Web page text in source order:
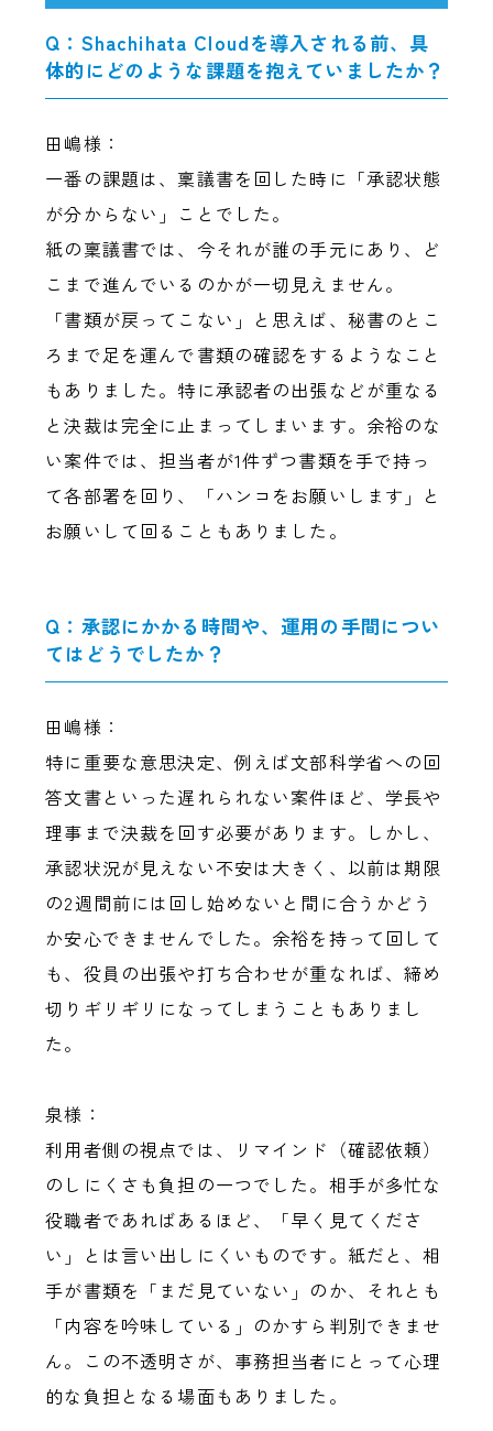
Q：Shachihata Cloudを導入される前、具
体的にどのような課題を抱えていましたか？
田嶋様：
一番の課題は、稟議書を回した時に「承認状態
が分からない」ことでした。
紙の稟議書では、今それが誰の手元にあり、ど
こまで進んでいるのかが一切見えません。
「書類が戻ってこない」と思えば、秘書のとこ
ろまで足を運んで書類の確認をするようなこと
もありました。特に承認者の出張などが重なる
と決裁は完全に止まってしまいます。余裕のな
い案件では、担当者が1件ずつ書類を手で持っ
て各部署を回り、「ハンコをお願いします」と
お願いして回ることもありました。
Q：承認にかかる時間や、運用の手間につい
てはどうでしたか？
田嶋様：
特に重要な意思決定、例えば文部科学省への回
答文書といった遅れられない案件ほど、学長や
理事まで決裁を回す必要があります。しかし、
承認状況が見えない不安は大きく、以前は期限
の2週間前には回し始めないと間に合うかどう
か安心できませんでした。余裕を持って回して
も、役員の出張や打ち合わせが重なれば、締め
切りギリギリになってしまうこともありまし
た。
泉様：
利用者側の視点では、リマインド（確認依頼）
のしにくさも負担の一つでした。相手が多忙な
役職者であればあるほど、「早く見てくださ
い」とは言い出しにくいものです。紙だと、相
手が書類を「まだ見ていない」のか、それとも
「内容を吟味している」のかすら判別できませ
ん。この不透明さが、事務担当者にとって心理
的な負担となる場面もありました。